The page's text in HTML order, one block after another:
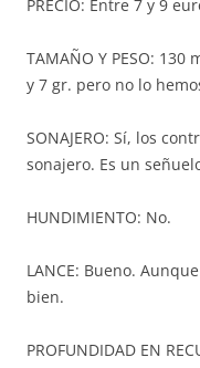
PRECIO: Entre 7 y 9
TAMAÑO Y PESO:
y 7 gr. pero no lo
SONAJERO: Sí, los
sonajero. Es un
HUNDIMIENTO: No.
LANCE: Bueno.
bien.
PROFUNDIDAD EN